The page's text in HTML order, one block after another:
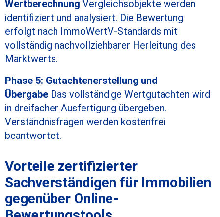
Wertberechnung Vergleichsobjekte werden
identifiziert und analysiert. Die Bewertung
erfolgt nach ImmoWertV-Standards mit
vollständig nachvollziehbarer Herleitung des
Marktwerts.
Phase 5: Gutachtenerstellung und
Übergabe Das vollständige Wertgutachten wird
in dreifacher Ausfertigung übergeben.
Verständnisfragen werden kostenfrei
beantwortet.
Vorteile zertifizierter
Sachverständigen für Immobilien
gegenüber Online-